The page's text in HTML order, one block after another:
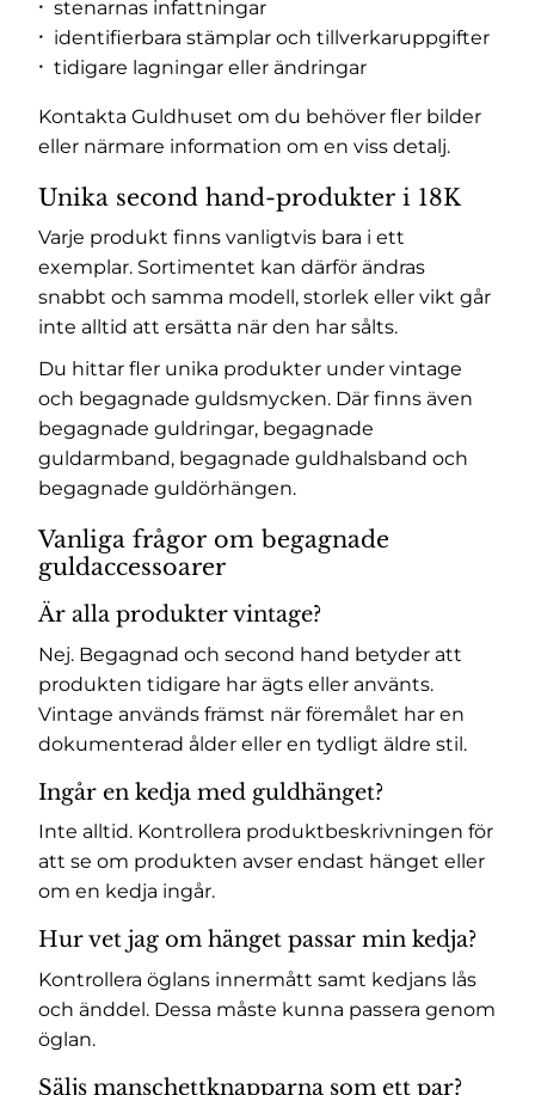
stenarnas infattningar
identifierbara stämplar och tillverkaruppgifter
tidigare lagningar eller ändringar
Kontakta Guldhuset om du behöver fler bilder
eller närmare information om en viss detalj.
Unika second hand-produkter i 18K
Varje produkt finns vanligtvis bara i ett
exemplar. Sortimentet kan därför ändras
snabbt och samma modell, storlek eller vikt går
inte alltid att ersätta när den har sålts.
Du hittar fler unika produkter under vintage
och begagnade guldsmycken. Där finns även
begagnade guldringar, begagnade
guldarmband, begagnade guldhalsband och
begagnade guldörhängen.
Vanliga frågor om begagnade
guldaccessoarer
Är alla produkter vintage?
Nej. Begagnad och second hand betyder att
produkten tidigare har ägts eller använts.
Vintage används främst när föremålet har en
dokumenterad ålder eller en tydligt äldre stil.
Ingår en kedja med guldhänget?
Inte alltid. Kontrollera produktbeskrivningen för
att se om produkten avser endast hänget eller
om en kedja ingår.
Hur vet jag om hänget passar min kedja?
Kontrollera öglans innermått samt kedjans lås
och änddel. Dessa måste kunna passera genom
öglan.
Säljs manschettknapparna som ett par?